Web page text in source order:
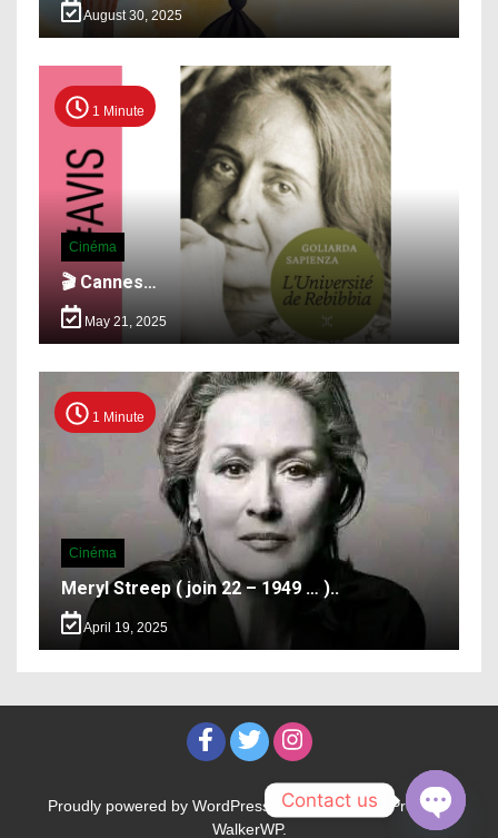
August 30, 2025
1 Minute
Cinéma
🎬 Cannes…
May 21, 2025
1 Minute
Cinéma
Meryl Streep ( join 22 – 1949 … )..
April 19, 2025
Proudly powered by WordPress |Theme: WalkerPress by
WalkerWP.
Contact us